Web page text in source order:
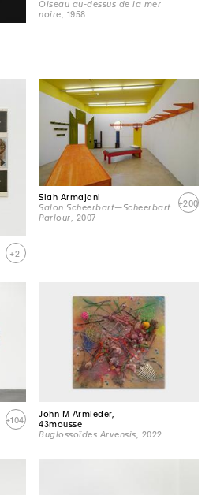
Oiseau au-dessus de la mer
noire , 1958
+2
Siah Armajani
Salon Scheerbart—Scheerbart
Parlour , 2007
+200
+104
John M Armleder,
43mousse
Buglossoïdes Arvensis , 2022